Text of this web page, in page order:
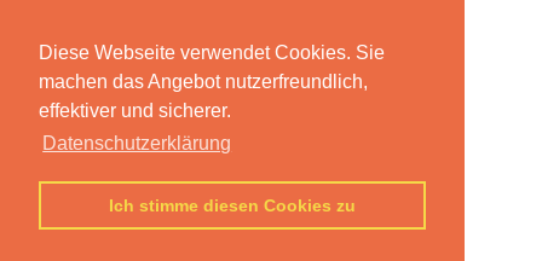
Diese Webseite verwendet Cookies. Sie
machen das Angebot nutzerfreundlich,
effektiver und sicherer.
Datenschutzerklärung
Ich stimme diesen Cookies zu